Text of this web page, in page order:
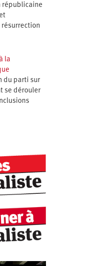
républicaine
résurrection
la
du parti sur
se dérouler